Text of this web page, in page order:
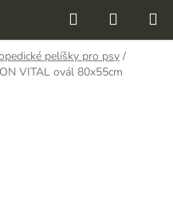
Hledat
KOŠÍK
pelíšky pro psy /
VITAL ovál 80x55cm